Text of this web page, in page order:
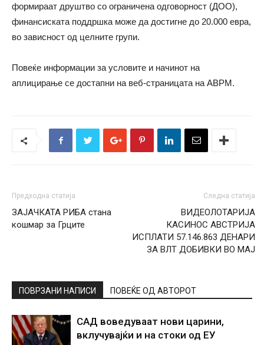
формираат друштво со ограничена одговорност (ДОО),
финансиската поддршка може да достигне до 20.000 евра,
во зависност од целните групи.
Повеќе информации за условите и начинот на
аплицирање се достапни на веб-страницата на АВРМ.
Предходна статија
ЗАЈАЧКАТА РИБА стана
кошмар за Грците
Следна статија
ВИДЕОЛОТАРИЈА
КАСИНОС АВСТРИЈА
ИСПЛАТИ 57.146.863 ДЕНАРИ
ЗА ВЛТ ДОБИВКИ ВО МАJ
ПОВРЗАНИ НАПИСИ ПОВЕЌЕ ОД АВТОРОТ
САД воведуваат нови царини,
вклучувајќи и на стоки од ЕУ